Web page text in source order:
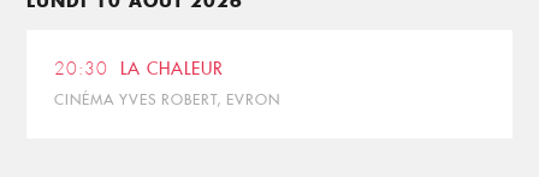
20:30 LA CHALEUR
CINÉMA YVES ROBERT, EVRON